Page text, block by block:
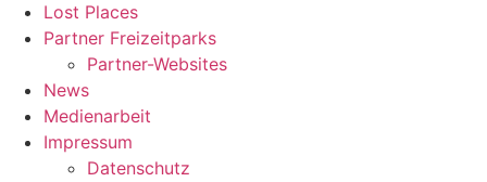
Lost Places
Partner Freizeitparks
Partner-Websites
News
Medienarbeit
Impressum
Datenschutz